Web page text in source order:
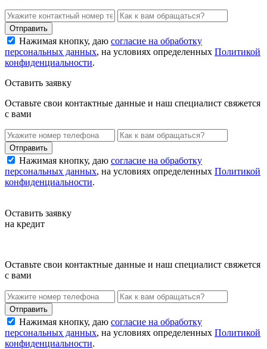
Нажимая кнопку, даю согласие на обработку
персональных данных, на условиях определенных Политикой
конфиденциальности.
Оставить заявку
Оставьте свои контактные данные и наш специалист свяжется
с вами
Нажимая кнопку, даю согласие на обработку
персональных данных, на условиях определенных Политикой
конфиденциальности.
Оставить заявку
на кредит
Оставьте свои контактные данные и наш специалист свяжется
с вами
Нажимая кнопку, даю согласие на обработку
персональных данных, на условиях определенных Политикой
конфиденциальности.